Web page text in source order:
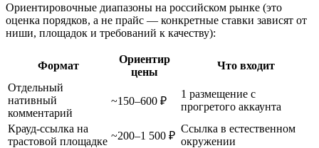
Ориентировочные диапазоны на российском рынке (это
оценка порядков, а не прайс — конкретные ставки зависят от
ниши, площадок и требований к качеству):
Формат
Ориентир
цены
Что входит
Отдельный
нативный
комментарий
~150–600 ₽
1 размещение с
прогретого аккаунта
Крауд-ссылка на
трастовой площадке ~200–1 500 ₽
Ссылка в естественном
окружении